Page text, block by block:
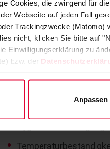
Cookies, die zwingend für
Webseite auf jeden Fall
Trackingzwecke (Matomo)
nicht, klicken Sie bitte auf
Einwilligungserklärung zu
bzw. der
Anpassen
und thermisch. Ein
leisten – und das
Die wichtigsten
Mechanische
Rutschhemmung und